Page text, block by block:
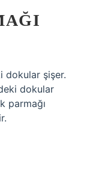
dokular şişer.
dokular
parmağı